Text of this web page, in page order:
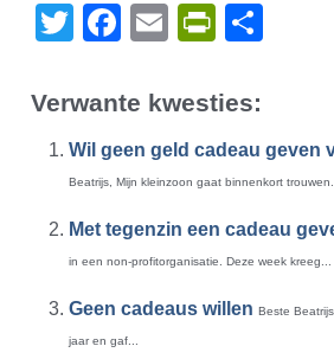
TwitterFacebook
Email
Verwante kwesties:
Wil geen geld cadeau geven
Beatrijs, Mijn kleinzoon gaat binnenkort
Met tegenzin een cadeau
in een non-profitorganisatie. Deze week kreeg...
Geen cadeaus willen Beste
jaar en gaf...